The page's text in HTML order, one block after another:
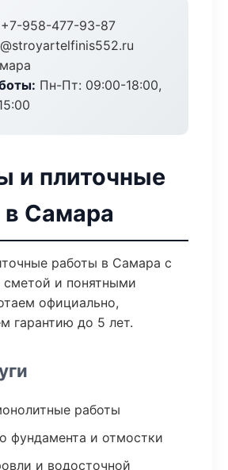
+7-958-477-93-87
Пн-Пт: 09:00-18:00,
и плиточные
Самара
работы в Самара с
сметой и понятными
официально,
гарантию до 5 лет.
работы
фундамента и отмостки
и водосточной